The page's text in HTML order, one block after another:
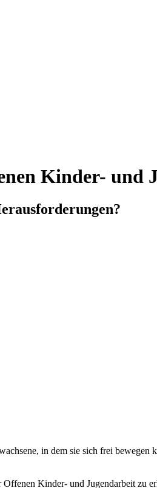
Kinder- und
in dem sie sich frei bewegen
Kinder- und Jugendarbeit